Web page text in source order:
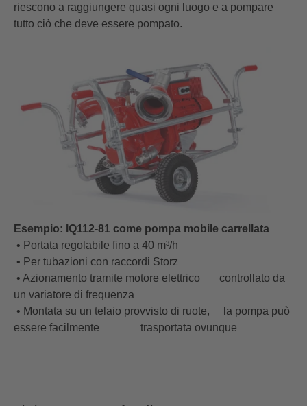
riescono a raggiungere quasi ogni luogo e a pompare
tutto ciò che deve essere pompato.
Esempio: IQ112-81 come pompa mobile carrellata
• Portata regolabile fino a 40 m³/h
• Per tubazioni con raccordi Storz
• Azionamento tramite motore elettrico controllato da
un variatore di frequenza
• Montata su un telaio provvisto di ruote, la pompa può
essere facilmente trasportata ovunque